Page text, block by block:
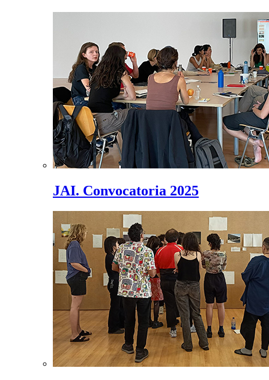
JAI. Convocatoria 2025